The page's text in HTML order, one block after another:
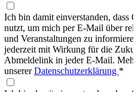
Ich bin damit einverstanden, dass
nutzt, um mich per E-Mail über
und Veranstaltungen zu
jederzeit mit Wirkung für die
Abmeldelink in jeder E-Mail.
unsererDatenschutzerklärung *